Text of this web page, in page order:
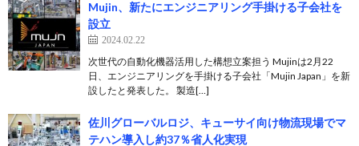
Mujin、新たにエンジニアリング手掛ける子会社を
設立
2024.02.22
次世代の自動化機器活用した構想立案担う Mujinは2月22
日、エンジニアリングを手掛ける子会社「Mujin Japan」を新
設したと発表した。 製造[…]
佐川グローバルロジ、キューサイ向け物流現場でマ
テハン導入し約37％省人化実現